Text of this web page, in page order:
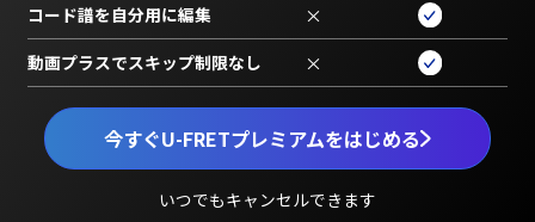
今すぐU-FRETプレミアムをはじめる
いつでもキャンセルできます
コード譜を自分用に編集 ×
動画プラスでスキップ制限なし ×